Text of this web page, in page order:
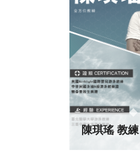
陳琪瑤 教練